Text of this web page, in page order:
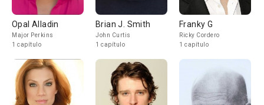
Opal Alladin
Major Perkins
1 capítulo
Brian J. Smith
John Curtis
1 capítulo
Franky G
Ricky Cordero
1 capítulo